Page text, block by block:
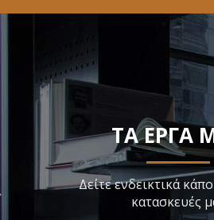
ΤΑ ΕΡΓΑ
Δείτε ενδεικτικά
κατασκευές